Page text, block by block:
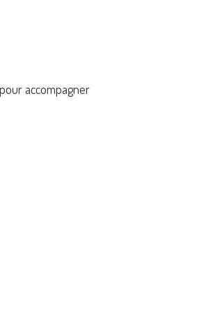
accompagner